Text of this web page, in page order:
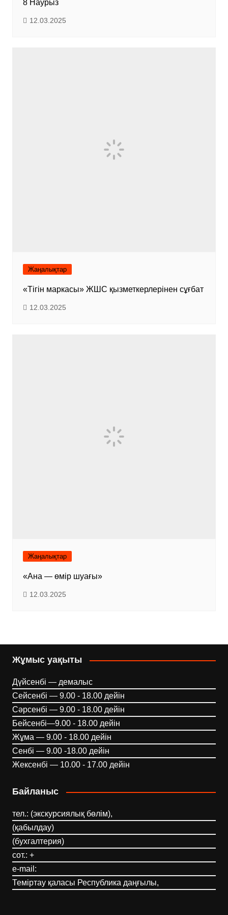
8 Наурыз
12.03.2025
Жаңалықтар
«Тігін маркасы» ЖШС қызметкерлерінен сұғбат
12.03.2025
Жаңалықтар
«Ана — өмір шуағы»
12.03.2025
Жұмыс уақыты
Дүйсенбі — демалыс
Сейсенбі — 9.00 - 18.00 дейін
Сәрсенбі — 9.00 - 18.00 дейін
Бейсенбі—9.00 - 18.00 дейін
Жұма — 9.00 - 18.00 дейін
Сенбі — 9.00 -18.00 дейін
Жексенбі — 10.00 - 17.00 дейін
Байланыс
тел.: (экскурсиялық бөлім),
(қабылдау)
(бухгалтерия)
сот.: +
e-mail:
Теміртау қаласы Республика даңғылы,